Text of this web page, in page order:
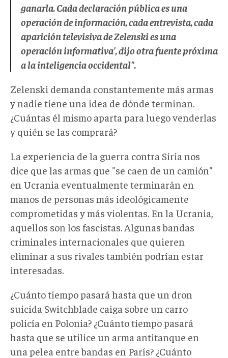
ganarla. Cada declaración pública es una
operación de información, cada entrevista, cada
aparición televisiva de Zelenski es una
operación informativa', dijo otra fuente próxima
a la inteligencia occidental".
Zelenski demanda constantemente más armas
y nadie tiene una idea de dónde terminan.
¿Cuántas él mismo aparta para luego venderlas
y quién se las comprará?
La experiencia de la guerra contra Siria nos
dice que las armas que "se caen de un camión"
en Ucrania eventualmente terminarán en
manos de personas más ideológicamente
comprometidas y más violentas. En la Ucrania,
aquellos son los fascistas. Algunas bandas
criminales internacionales que quieren
eliminar a sus rivales también podrían estar
interesadas.
¿Cuánto tiempo pasará hasta que un dron
suicida Switchblade caiga sobre un carro
policía en Polonia? ¿Cuánto tiempo pasará
hasta que se utilice un arma antitanque en
una pelea entre bandas en París? ¿Cuánto